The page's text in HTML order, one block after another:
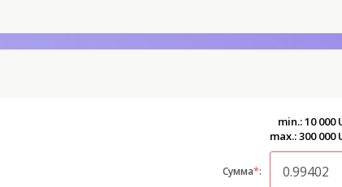
min.: 10 000
max.: 300 000
Сумма*: